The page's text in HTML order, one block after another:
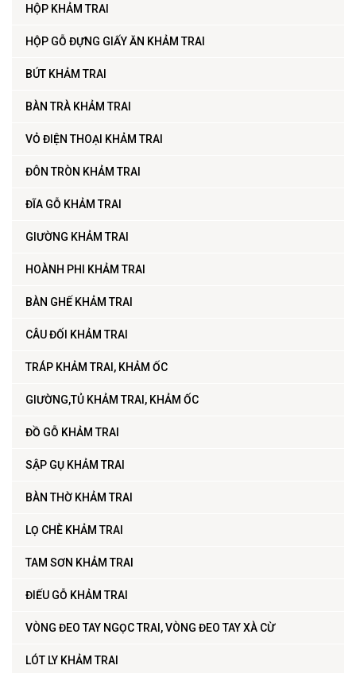
HỘP KHẢM TRAI
HỘP GỖ ĐỰNG GIẤY ĂN KHẢM TRAI
BÚT KHẢM TRAI
BÀN TRÀ KHẢM TRAI
VỎ ĐIỆN THOẠI KHẢM TRAI
ĐÔN TRÒN KHẢM TRAI
ĐĨA GỖ KHẢM TRAI
GIƯỜNG KHẢM TRAI
HOÀNH PHI KHẢM TRAI
BÀN GHẾ KHẢM TRAI
CÂU ĐỐI KHẢM TRAI
TRÁP KHẢM TRAI, KHẢM ỐC
GIƯỜNG,TỦ KHẢM TRAI, KHẢM ỐC
ĐỒ GỖ KHẢM TRAI
SẬP GỤ KHẢM TRAI
BÀN THỜ KHẢM TRAI
LỌ CHÈ KHẢM TRAI
TAM SƠN KHẢM TRAI
ĐIẾU GỖ KHẢM TRAI
VÒNG ĐEO TAY NGỌC TRAI, VÒNG ĐEO TAY XÀ CỪ
LÓT LY KHẢM TRAI